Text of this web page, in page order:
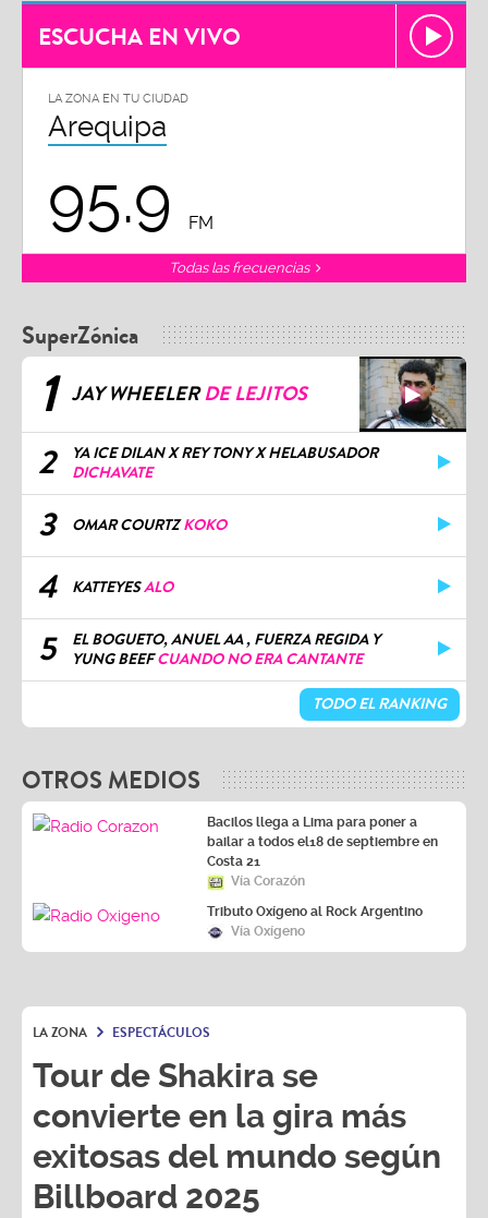
ESCUCHA EN VIVO
LA ZONA EN TU CIUDAD
Arequipa
95.9 FM
Todas las frecuencias
SuperZónica
1 JAY WHEELERDE LEJITOS
2
YA ICE DILAN X REY TONY X HELABUSADOR
DICHAVATE
3 OMAR COURTZKOKO
4 KATTEYESALO
5
EL BOGUETO, ANUEL AA , FUERZA REGIDA Y
YUNG BEEFCUANDO NO ERA CANTANTE
TODO EL RANKING
OTROS MEDIOS
Bacilos llega a Lima para poner a
bailar a todos el18 de septiembre en
Costa 21
Vía Corazón
Tributo Oxígeno al Rock Argentino
Vía Oxígeno
LA ZONA ESPECTÁCULOS
Tour de Shakira se
convierte en la gira más
exitosas del mundo según
Billboard 2025